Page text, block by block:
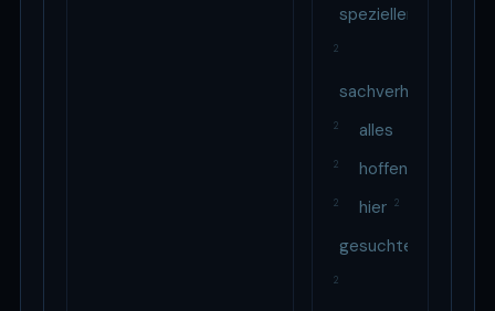
speziellen
2
sachverhalten
2 alles
2 hoffen
2 hier 2
gesuchte
2